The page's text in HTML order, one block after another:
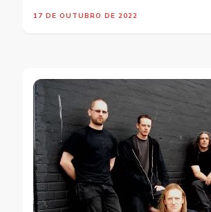
17 DE OUTUBRO DE 2022